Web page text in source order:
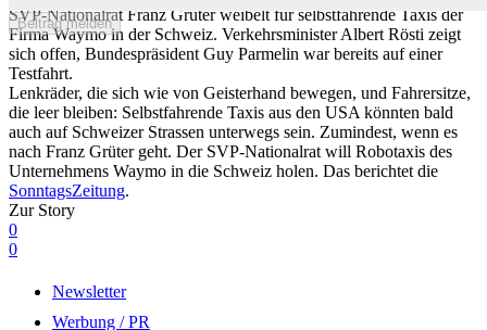
Beitrag melden
SVP-Nationalrat Franz Grüter weibelt für selbstfahrende Taxis der
Firma Waymo in der Schweiz. Verkehrsminister Albert Rösti zeigt
sich offen, Bundespräsident Guy Parmelin war bereits auf einer
Testfahrt.
Lenkräder, die sich wie von Geisterhand bewegen, und Fahrersitze,
die leer bleiben: Selbstfahrende Taxis aus den USA könnten bald
auch auf Schweizer Strassen unterwegs sein. Zumindest, wenn es
nach Franz Grüter geht. Der SVP-Nationalrat will Robotaxis des
Unternehmens Waymo in die Schweiz holen. Das berichtet die
SonntagsZeitung.
Zur Story
0
0
Newsletter
Werbung / PR